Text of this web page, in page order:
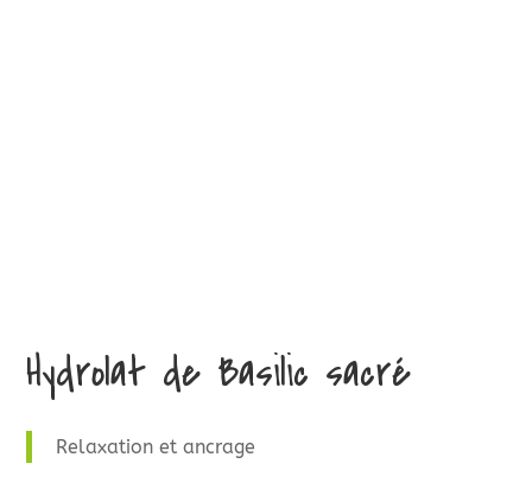
Hydrolat de Basilic sacré
Relaxation et ancrage